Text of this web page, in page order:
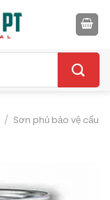
/ Sơn phủ bảo vệ cấu